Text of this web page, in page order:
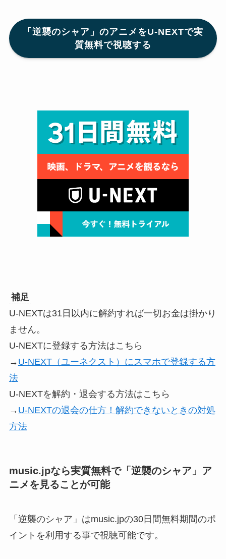
「逆襲のシャア」のアニメをU-NEXTで実
質無料で視聴する
補足
U-NEXTは31日以内に解約すれば一切お金は掛かり
ません。
U-NEXTに登録する方法はこちら
→ U-NEXT（ユーネクスト）にスマホで登録する方
法
U-NEXTを解約・退会する方法はこちら
→ U-NEXTの退会の仕方！解約できないときの対処
方法
music.jpなら実質無料で「逆襲のシャア」ア
ニメを見ることが可能
「逆襲のシャア」はmusic.jpの30日間無料期間のポ
イントを利用する事で視聴可能です。